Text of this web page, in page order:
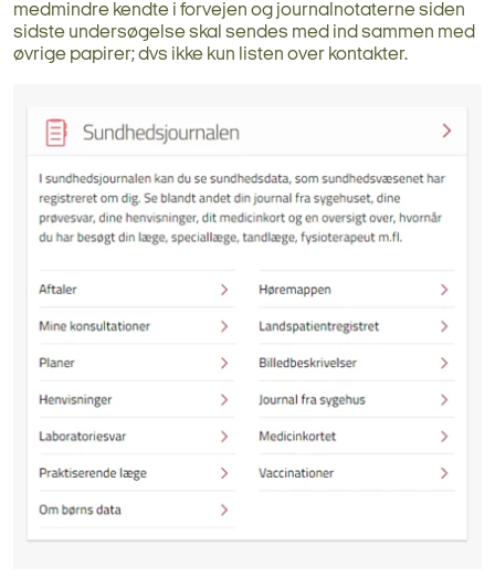
medmindre kendte i forvejen og journalnotaterne siden
sidste undersøgelse skal sendes med ind sammen med
øvrige papirer; dvs ikke kun listen over kontakter.